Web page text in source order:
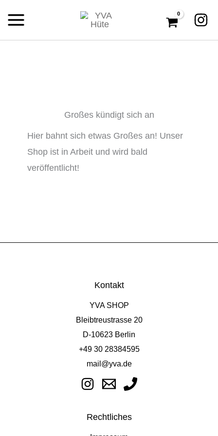
Inhalt
springen
Großes kündigt sich an
Hier bahnt sich etwas Großes an! Unser
Shop ist in Arbeit und wird bald
veröffentlicht!
Kontakt
YVA SHOP
Bleibtreustrasse 20
D-10623 Berlin
+49 30 28384595
mail@yva.de
Rechtliches